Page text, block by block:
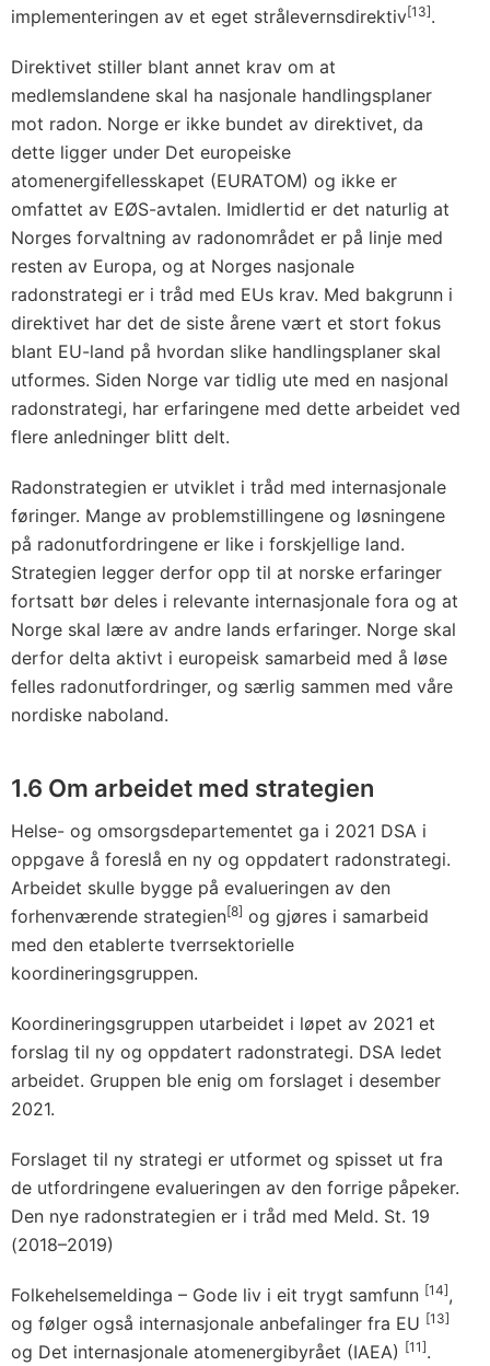
implementeringen av et eget strålevernsdirektiv[13].
Direktivet stiller blant annet krav om at
medlemslandene skal ha nasjonale handlingsplaner
mot radon. Norge er ikke bundet av direktivet, da
dette ligger under Det europeiske
atomenergifellesskapet (EURATOM) og ikke er
omfattet av EØS-avtalen. Imidlertid er det naturlig at
Norges forvaltning av radonområdet er på linje med
resten av Europa, og at Norges nasjonale
radonstrategi er i tråd med EUs krav. Med bakgrunn i
direktivet har det de siste årene vært et stort fokus
blant EU-land på hvordan slike handlingsplaner skal
utformes. Siden Norge var tidlig ute med en nasjonal
radonstrategi, har erfaringene med dette arbeidet ved
flere anledninger blitt delt.
Radonstrategien er utviklet i tråd med internasjonale
føringer. Mange av problemstillingene og løsningene
på radonutfordringene er like i forskjellige land.
Strategien legger derfor opp til at norske erfaringer
fortsatt bør deles i relevante internasjonale fora og at
Norge skal lære av andre lands erfaringer. Norge skal
derfor delta aktivt i europeisk samarbeid med å løse
felles radonutfordringer, og særlig sammen med våre
nordiske naboland.
1.6 Om arbeidet med strategien
Helse- og omsorgsdepartementet ga i 2021 DSA i
oppgave å foreslå en ny og oppdatert radonstrategi.
Arbeidet skulle bygge på evalueringen av den
forhenværende strategien[8] og gjøres i samarbeid
med den etablerte tverrsektorielle
koordineringsgruppen.
Koordineringsgruppen utarbeidet i løpet av 2021 et
forslag til ny og oppdatert radonstrategi. DSA ledet
arbeidet. Gruppen ble enig om forslaget i desember
2021.
Forslaget til ny strategi er utformet og spisset ut fra
de utfordringene evalueringen av den forrige påpeker.
Den nye radonstrategien er i tråd med Meld. St. 19
(2018–2019)
Folkehelsemeldinga – Gode liv i eit trygt samfunn [14],
og følger også internasjonale anbefalinger fra EU [13]
og Det internasjonale atomenergibyrået (IAEA) [11].